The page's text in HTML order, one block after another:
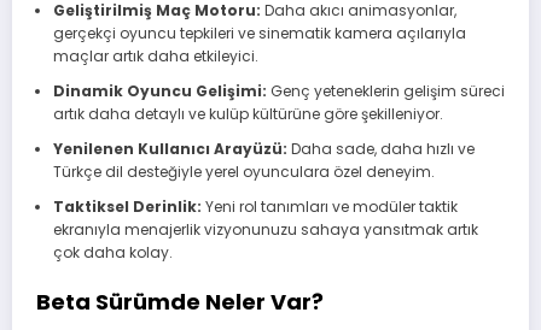
Geliştirilmiş Maç Motoru: Daha akıcı animasyonlar,
gerçekçi oyuncu tepkileri ve sinematik kamera açılarıyla
maçlar artık daha etkileyici.
Dinamik Oyuncu Gelişimi: Genç yeteneklerin gelişim süreci
artık daha detaylı ve kulüp kültürüne göre şekilleniyor.
Yenilenen Kullanıcı Arayüzü: Daha sade, daha hızlı ve
Türkçe dil desteğiyle yerel oyunculara özel deneyim.
Taktiksel Derinlik: Yeni rol tanımları ve modüler taktik
ekranıyla menajerlik vizyonunuzu sahaya yansıtmak artık
çok daha kolay.
Beta Sürümde Neler Var?